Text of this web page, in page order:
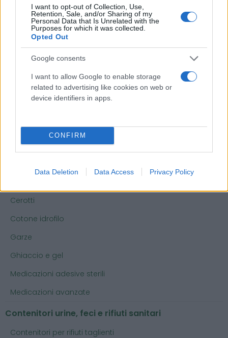
I want to opt-out of Collection, Use,
Retention, Sale, and/or Sharing of my
Personal Data that Is Unrelated with the
Purposes for which it was collected.
Opted Out
Google consents
I want to allow Google to enable storage
related to advertising like cookies on web or
device identifiers in apps.
CONFIRM
Data Deletion Data Access Privacy Policy
Categorie
Abbigliamento e protezione
Accessori per carrozzine, comode e presidi
Bendaggi, Garze e Medicazioni
Cerotti
Cotone idrofilo
Garze
Ghiaccio e gel
Medicazioni adesive sterili
Medicazioni avanzate
Contenitori urine, feci e rifiuti sanitari
Contenitori per rifiuti taglienti